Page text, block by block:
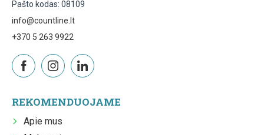
Pašto kodas: 08109
info@countline.lt
+370 5 263 9922
REKOMENDUOJAME
Apie mus